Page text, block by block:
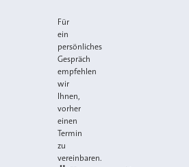
Für
ein
persönliches
Gespräch
empfehlen
wir
Ihnen,
vorher
einen
Termin
zu
vereinbaren.